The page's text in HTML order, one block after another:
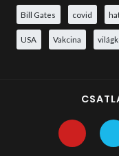
Bill Gates covid
USA Vakcina